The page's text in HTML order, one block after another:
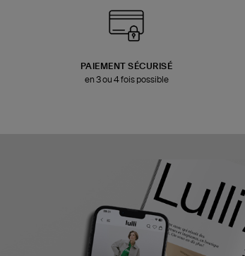
PAIEMENT SÉCURISÉ
en 3 ou 4 fois possible